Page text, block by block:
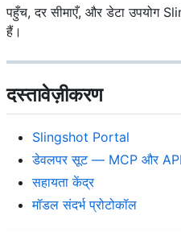
पहुँच, दर सीमाएँ, और डेटा उपयोग
हैं।
दस्तावेज़ीकरण
Slingshot Portal
डेवलपर सूट — MCP और API
सहायता केंद्र
मॉडल संदर्भ प्रोटोकॉल